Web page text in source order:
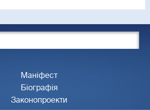
Маніфест
Біографія
Законопроекти